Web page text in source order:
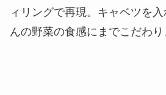
ィリングで再現。キャベツを
んの野菜の食感にまでこだわり